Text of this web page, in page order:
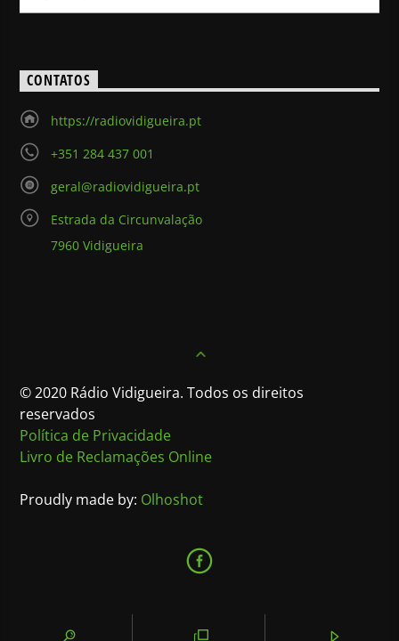
CONTATOS
https://radiovidigueira.pt
+351 284 437 001
geral@radiovidigueira.pt
Estrada da Circunvalação
7960 Vidigueira
© 2020 Rádio Vidigueira. Todos os direitos
reservados
Política de Privacidade
Livro de Reclamações Online
Proudly made by: Olhoshot